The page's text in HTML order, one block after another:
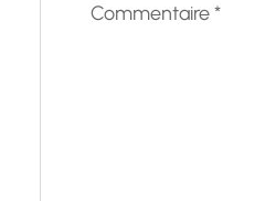
Commentaire*